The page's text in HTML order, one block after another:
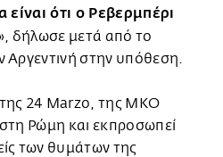
είναι ότι ο Ρεβερμπέρι
δήλωσε μετά από το
στην υπόθεση.
24 Marzo, της ΜΚΟ
Ρώμη και εκπροσωπεί
των θυμάτων της